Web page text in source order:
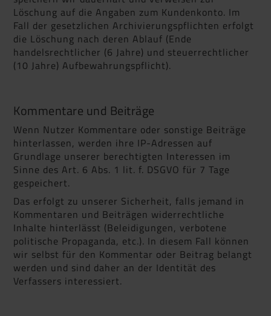
Löschung auf die Angaben zum Kundenkonto. Im
Fall der gesetzlichen Archivierungspflichten erfolgt
die Löschung nach deren Ablauf (Ende
handelsrechtlicher (6 Jahre) und steuerrechtlicher
(10 Jahre) Aufbewahrungspflicht).
Kommentare und Beiträge
Wenn Nutzer Kommentare oder sonstige Beiträge
hinterlassen, werden ihre IP-Adressen auf
Grundlage unserer berechtigten Interessen im
Sinne des Art. 6 Abs. 1 lit. f. DSGVO für 7 Tage
gespeichert.
Das erfolgt zu unserer Sicherheit, falls jemand in
Kommentaren und Beiträgen widerrechtliche
Inhalte hinterlässt (Beleidigungen, verbotene
politische Propaganda, etc.). In diesem Fall können
wir selbst für den Kommentar oder Beitrag belangt
werden und sind daher an der Identität des
Verfassers interessiert.